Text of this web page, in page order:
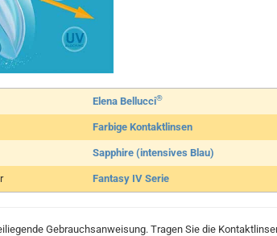
Elena Bellucci®
Farbige Kontaktlinsen
Sapphire (intensives Blau)
Fantasy IV Serie
Gebrauchsanweisung. Tragen Sie die